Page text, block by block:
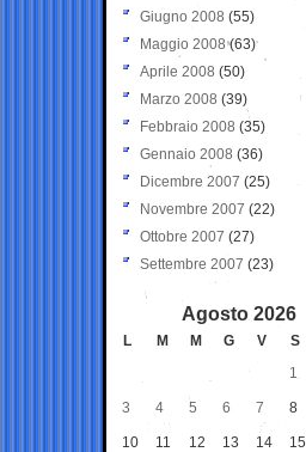
Giugno 2008 (55)
Maggio 2008(63)
Aprile 2008 (50)
Marzo 2008 (39)
Febbraio 2008 (35)
Gennaio 2008 (36)
Dicembre 2007 (25)
Novembre 2007 (22)
Ottobre 2007 (27)
Settembre 2007 (23)
Agosto 2026
L M M G V S
1
3 4 5 6 7 8
10 11 12 13 14 15